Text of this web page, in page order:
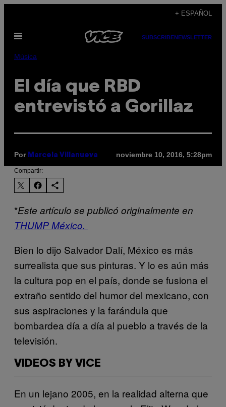
contenido
+ ESPAÑOL
Abrir
SUBSCRIBENEWSLETTER
Música
El día que RBD
entrevistó a Gorillaz
Por Marcela Villanueva noviembre 10, 2016, 5:28pm
Compartir:
*​Este artículo se publicó originalmente en
THUMP México. ​
Bien lo dijo Salvador Dalí, México es más
surrealista que sus pinturas. Y lo es aún más
la cultura pop en el país, donde se fusiona el
extraño sentido del humor del mexicano, con
sus aspiraciones y la farándula que
bombardea día a día al pueblo a través de la
televisión.
VIDEOS BY VICE
En un lejano 2005, en la realidad alterna que